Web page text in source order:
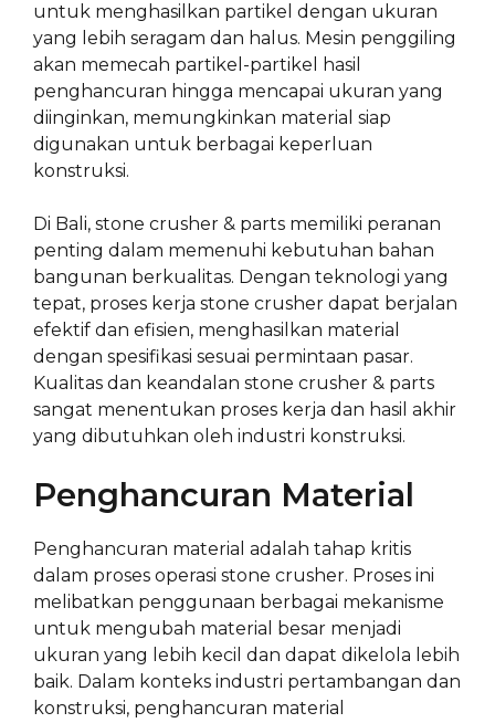
untuk menghasilkan partikel dengan ukuran
yang lebih seragam dan halus. Mesin penggiling
akan memecah partikel-partikel hasil
penghancuran hingga mencapai ukuran yang
diinginkan, memungkinkan material siap
digunakan untuk berbagai keperluan
konstruksi.
Di Bali, stone crusher & parts memiliki peranan
penting dalam memenuhi kebutuhan bahan
bangunan berkualitas. Dengan teknologi yang
tepat, proses kerja stone crusher dapat berjalan
efektif dan efisien, menghasilkan material
dengan spesifikasi sesuai permintaan pasar.
Kualitas dan keandalan stone crusher & parts
sangat menentukan proses kerja dan hasil akhir
yang dibutuhkan oleh industri konstruksi.
Penghancuran Material
Penghancuran material adalah tahap kritis
dalam proses operasi stone crusher. Proses ini
melibatkan penggunaan berbagai mekanisme
untuk mengubah material besar menjadi
ukuran yang lebih kecil dan dapat dikelola lebih
baik. Dalam konteks industri pertambangan dan
konstruksi, penghancuran material